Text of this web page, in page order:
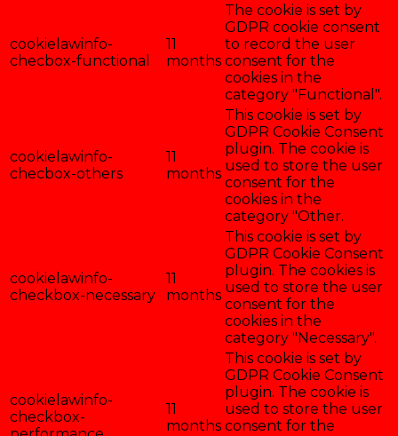
cookielawinfo-
checbox-functional
11
months
The cookie is set by
GDPR cookie consent
to record the user
consent for the
cookies in the
category "Functional".
cookielawinfo-
checbox-others
11
months
This cookie is set by
GDPR Cookie Consent
plugin. The cookie is
used to store the user
consent for the
cookies in the
category "Other.
cookielawinfo-
checkbox-necessary
11
months
This cookie is set by
GDPR Cookie Consent
plugin. The cookies is
used to store the user
consent for the
cookies in the
category "Necessary".
cookielawinfo-
checkbox-
11
months
This cookie is set by
GDPR Cookie Consent
plugin. The cookie is
used to store the user
consent for the